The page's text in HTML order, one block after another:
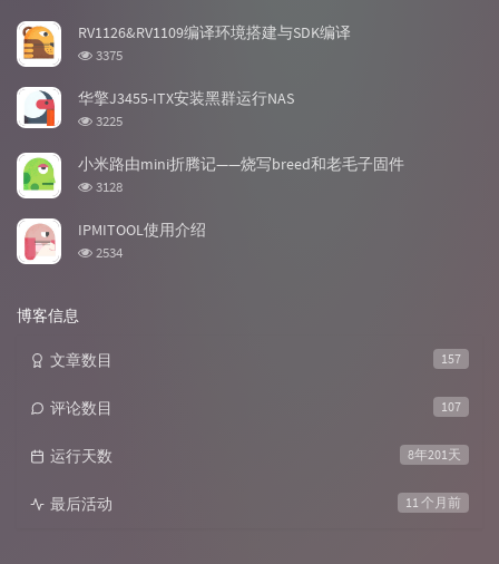
次
RV1126&RV1109编译环境搭建与SDK编译
浏
次
数:
3375
华擎J3455-ITX安装黑群运行NAS
浏
次
数:
3225
小米路由mini折腾记——烧写breed和老毛子固件
浏
次
3128
IPMITOOL使用介绍
浏
2534
博客信息
157
文章数目
107
评论数目
8年201天
运行天数
11 个月前
最后活动